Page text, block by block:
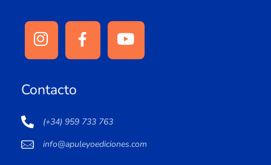
Contacto
(+34) 959 733 763
info@apuleyoediciones.com